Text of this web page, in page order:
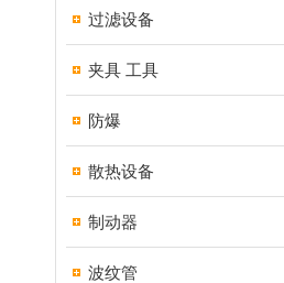
过滤设备
夹具 工具
防爆
散热设备
制动器
波纹管